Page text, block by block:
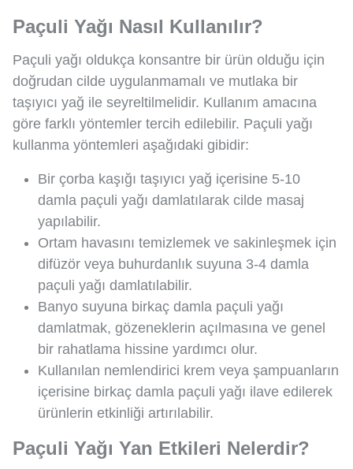
Paçuli Yağı Nasıl Kullanılır?
Paçuli yağı oldukça konsantre bir ürün olduğu için
doğrudan cilde uygulanmamalı ve mutlaka bir
taşıyıcı yağ ile seyreltilmelidir. Kullanım amacına
göre farklı yöntemler tercih edilebilir. Paçuli yağı
kullanma yöntemleri aşağıdaki gibidir:
Bir çorba kaşığı taşıyıcı yağ içerisine 5-10
damla paçuli yağı damlatılarak cilde masaj
yapılabilir.
Ortam havasını temizlemek ve sakinleşmek için
difüzör veya buhurdanlık suyuna 3-4 damla
paçuli yağı damlatılabilir.
Banyo suyuna birkaç damla paçuli yağı
damlatmak, gözeneklerin açılmasına ve genel
bir rahatlama hissine yardımcı olur.
Kullanılan nemlendirici krem veya şampuanların
içerisine birkaç damla paçuli yağı ilave edilerek
ürünlerin etkinliği artırılabilir.
Paçuli Yağı Yan Etkileri Nelerdir?